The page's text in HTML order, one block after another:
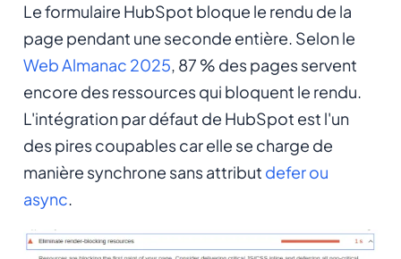
Le formulaire HubSpot bloque le rendu de la
page pendant une seconde entière. Selon le
Web Almanac 2025, 87 % des pages servent
encore des ressources qui bloquent le rendu.
L'intégration par défaut de HubSpot est l'un
des pires coupables car elle se charge de
manière synchrone sans attribut defer ou
async.